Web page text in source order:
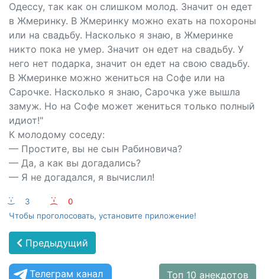
Одессу, так как он слишком молод. Значит он едет
в Жмеринку. В Жмеринку можно ехать на похороны
или на свадьбу. Насколько я знаю, в Жмеринке
никто пока не умер. Значит он едет на свадьбу. У
него нет подарка, значит он едет на свою свадьбу.
В Жмеринке можно жениться на Софе или на
Сарочке. Насколько я знаю, Сарочка уже вышла
замуж. Но на Софе может жениться только полный
идиот!"
К молодому соседу:
— Простите, вы не сын Рабиновича?
— Да, а как вы догадались?
— Я не догадался, я вычислил!
:-) 3 :-(
0
Чтобы проголосовать, установите приложение!
Предыдущий
Телеграм канал Топ 10 анекдотов